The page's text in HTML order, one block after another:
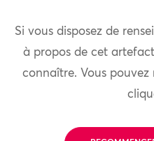
Si vous disposez de
à propos de cet
connaître. Vous pouvez